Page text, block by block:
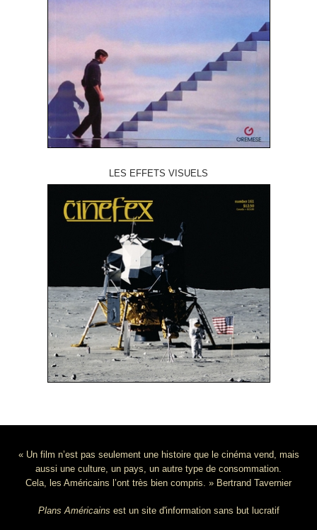
LES EFFETS VISUELS
« Un film n’est pas seulement une histoire que le cinéma vend, mais
aussi une culture, un pays, un autre type de consommation.
Cela, les Américains l’ont très bien compris. » Bertrand Tavernier
Plans Américains est un site d'information sans but lucratif